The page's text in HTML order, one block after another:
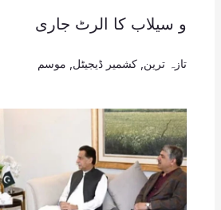
و سیلاب کا الرٹ جاری
تازہ ترین کشمیر ڈیجیٹل موسم